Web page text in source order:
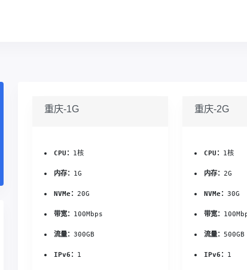
重庆-1G
CPU： 1核
内存： 1G
NVMe： 20G
带宽： 100Mbps
流量： 300GB
IPv6： 1
重庆-2G
CPU： 1核
内存：2G
NVMe：30G
带宽：
流量：500GB
IPv6： 1